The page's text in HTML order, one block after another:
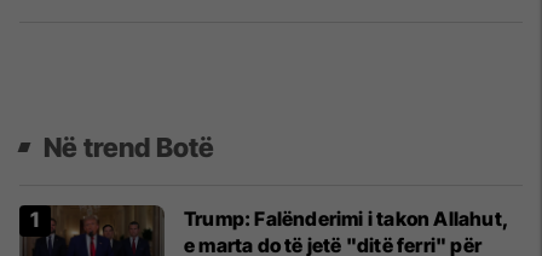
Në trend Botë
Trump: Falënderimi i takon Allahut,
e marta do të jetë "ditë ferri" për